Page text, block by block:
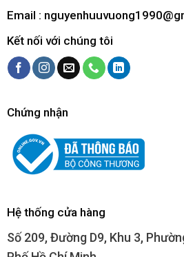
Email :
Kết nối với chúng tôi
Chứng nhận
Hệ thống cửa hàng
Số 209, Đường D9, Khu 3,